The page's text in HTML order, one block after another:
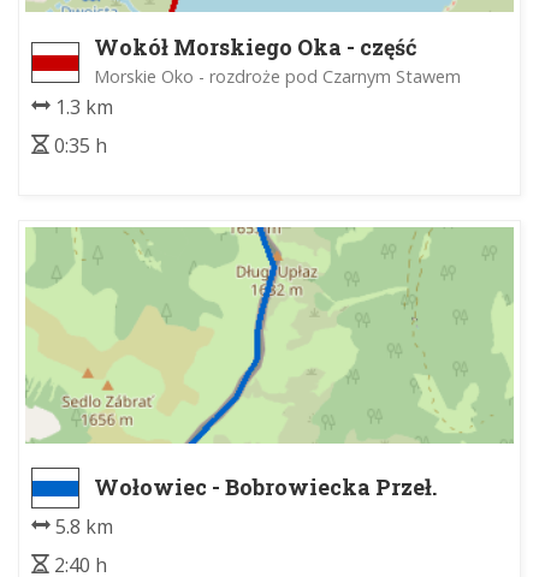
Wokół Morskiego Oka - część
zachodnia
Morskie Oko - rozdroże pod Czarnym Stawem
1.3 km
0:35 h
Wołowiec - Bobrowiecka Przeł.
5.8 km
2:40 h